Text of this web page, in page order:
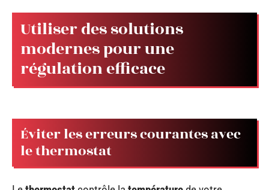
Utiliser des solutions
modernes pour une
régulation efficace
Éviter les erreurs courantes avec
le thermostat